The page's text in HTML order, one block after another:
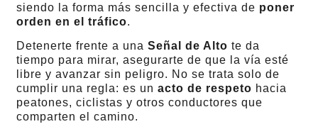
siendo la forma más sencilla y efectiva de poner
orden en el tráfico.
Detenerte frente a unaSeñal de Alto te da
tiempo para mirar, asegurarte de que la vía esté
libre y avanzar sin peligro. No se trata solo de
cumplir una regla: es unacto de respeto hacia
peatones, ciclistas y otros conductores que
comparten el camino.